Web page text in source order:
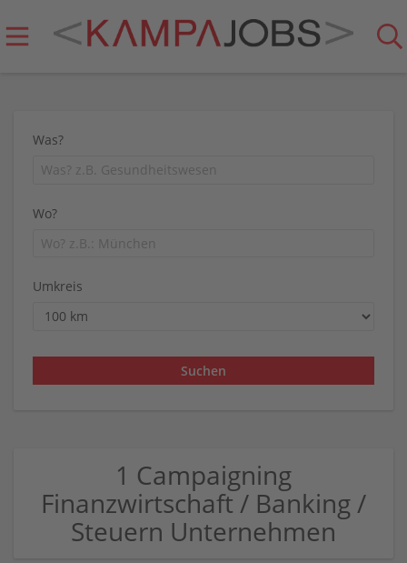
Was?
Wo?
Umkreis
1 Campaigning
Finanzwirtschaft / Banking /
Steuern Unternehmen